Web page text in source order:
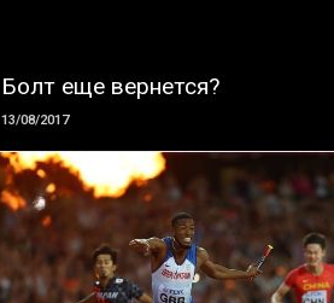
Болт еще вернется?
13/08/2017
ЧИТАТЬ